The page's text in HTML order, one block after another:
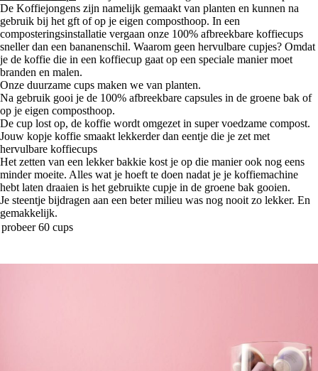
De Koffiejongens zijn namelijk gemaakt van planten en kunnen na
gebruik bij het gft of op je eigen composthoop. In een
composteringsinstallatie vergaan onze 100% afbreekbare koffiecups
sneller dan een bananenschil. Waarom geen hervulbare cupjes? Omdat
je de koffie die in een koffiecup gaat op een speciale manier moet
branden en malen.
Onze duurzame cups maken we van planten.
Na gebruik gooi je de 100% afbreekbare capsules in de groene bak of
op je eigen composthoop.
De cup lost op, de koffie wordt omgezet in super voedzame compost.
Jouw kopje koffie smaakt lekkerder dan eentje die je zet met
hervulbare koffiecups
Het zetten van een lekker bakkie kost je op die manier ook nog eens
minder moeite. Alles wat je hoeft te doen nadat je je koffiemachine
hebt laten draaien is het gebruikte cupje in de groene bak gooien.
Je steentje bijdragen aan een beter milieu was nog nooit zo lekker. En
gemakkelijk.
probeer 60 cups